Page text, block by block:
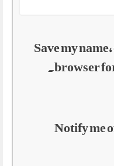
Save my
browser
Notify me